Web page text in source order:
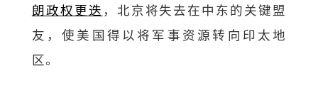
朗政权更迭 ，北京将失去在中东的关键盟
友，使美国得以将军事资源转向印太地
区。